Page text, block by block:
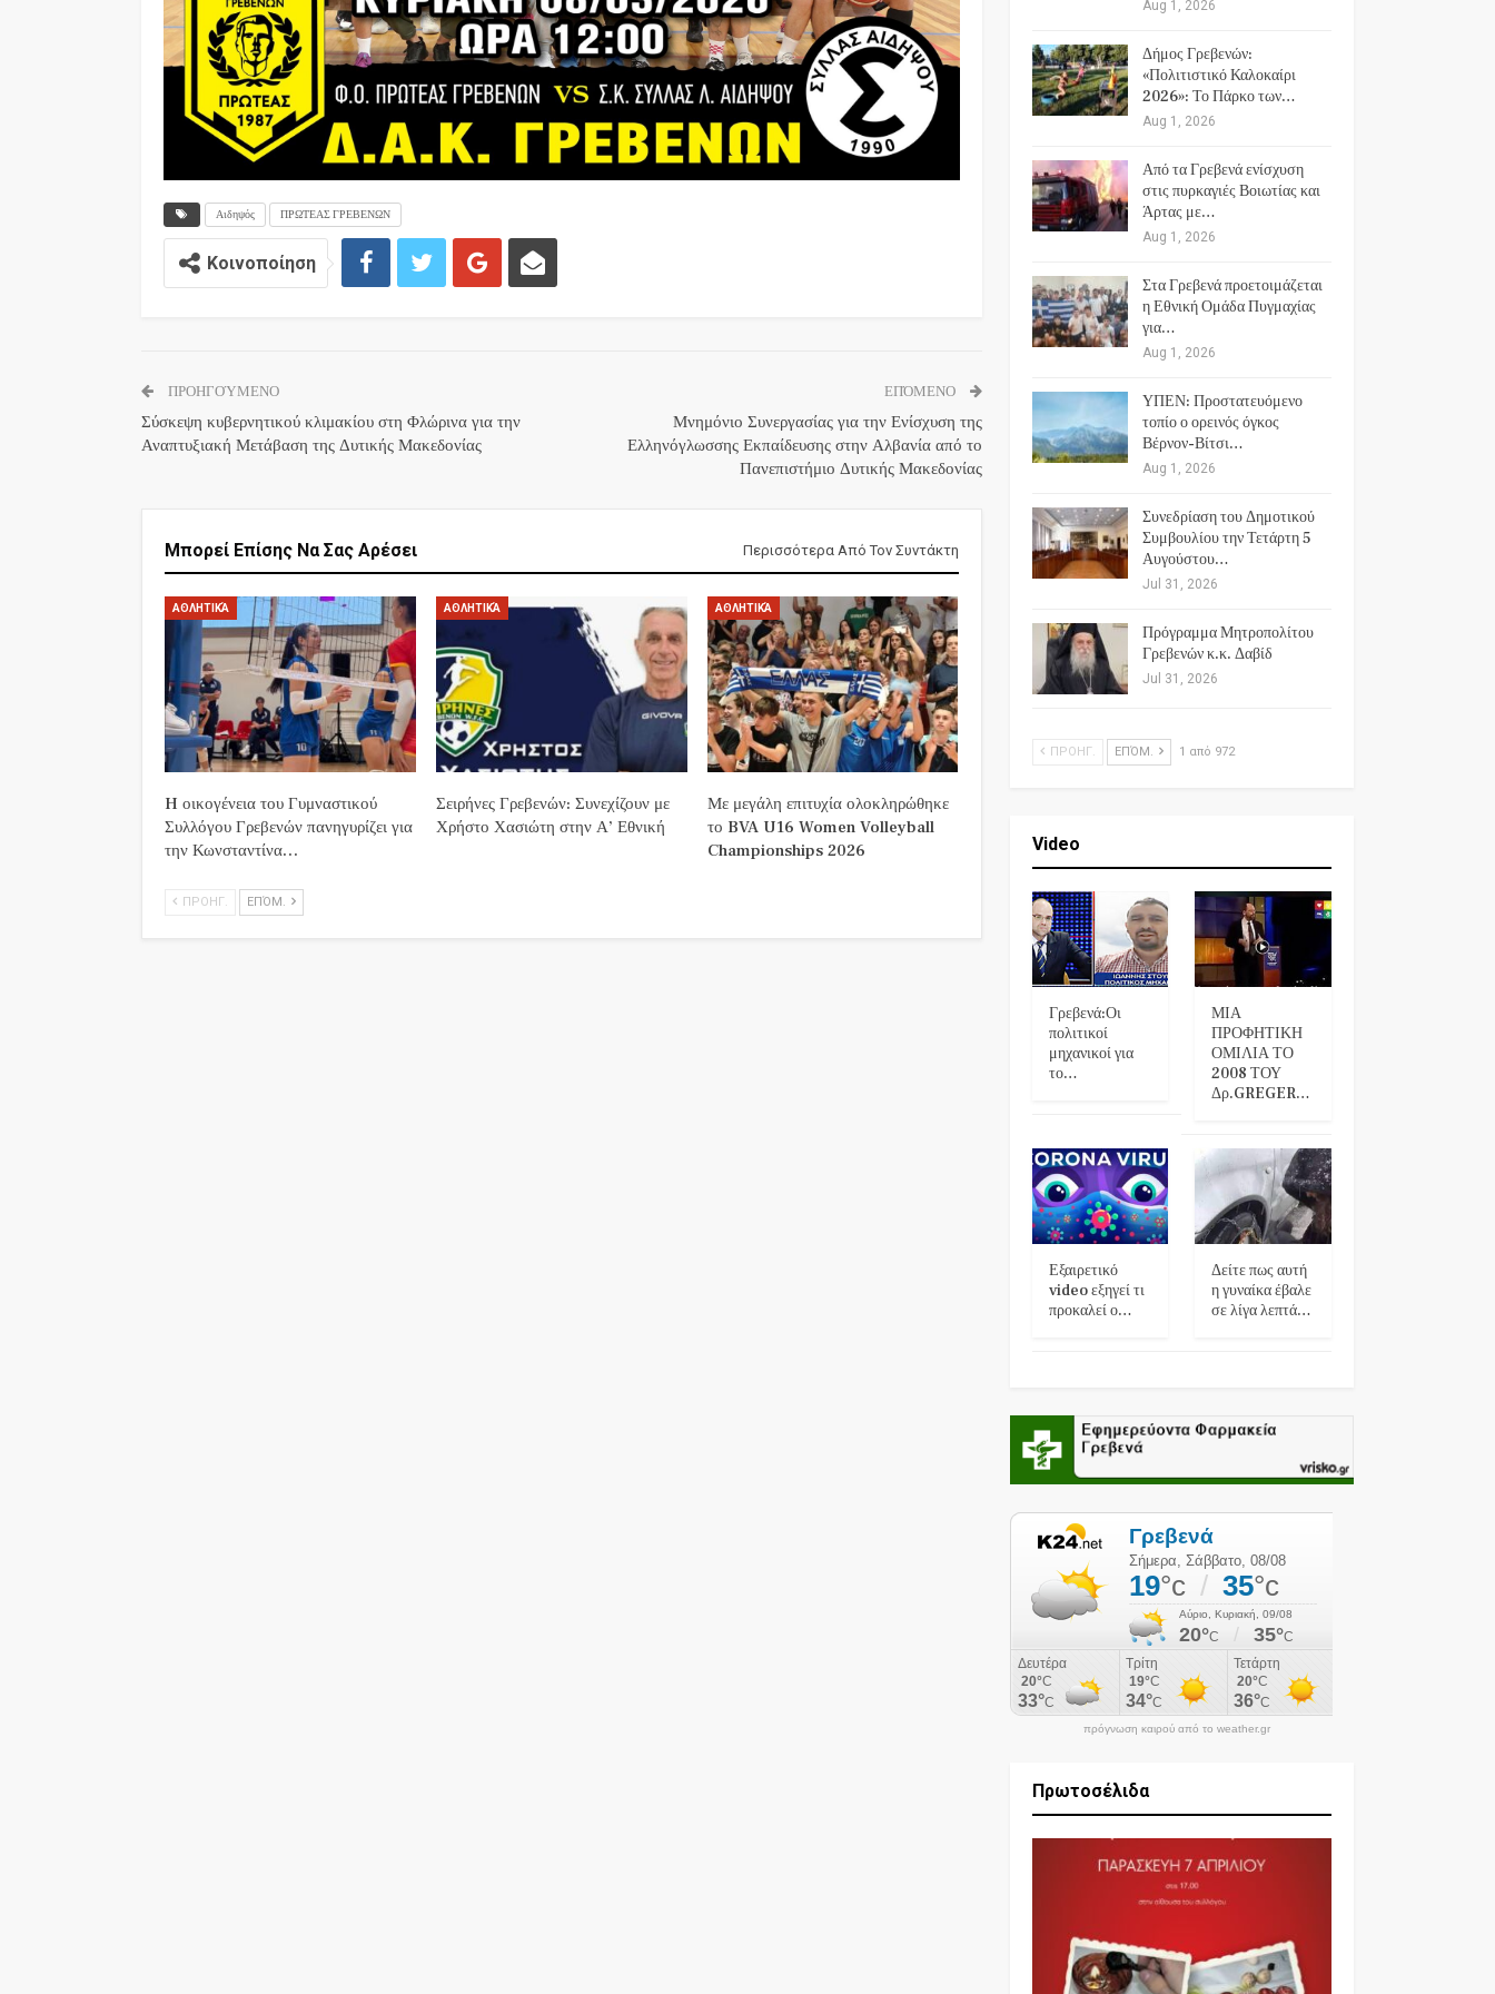
Αιδηψός ΠΡΩΤΕΑΣ ΓΡΕΒΕΝΩΝ
Κοινοποίηση
ΠΡΟΗΓΟΎΜΕΝΟ
Σύσκεψη κυβερνητικού κλιμακίου στη Φλώρινα για την
Αναπτυξιακή Μετάβαση της Δυτικής Μακεδονίας
ΕΠΌΜΕΝΟ
Μνημόνιο Συνεργασίας για την Ενίσχυση της
Ελληνόγλωσσης Εκπαίδευσης στην Αλβανία από το
Πανεπιστήμιο Δυτικής Μακεδονίας
Μπορεί Επίσης Να Σας Αρέσει Περισσότερα Από Τον Συντάκτη
ΑΘΛΗΤΙΚΆ
H οικογένεια του Γυμναστικού
Συλλόγου Γρεβενών πανηγυρίζει για
την Κωνσταντίνα…
ΑΘΛΗΤΙΚΆ
Σειρήνες Γρεβενών: Συνεχίζουν με
Χρήστο Χασιώτη στην Α’ Εθνική
ΑΘΛΗΤΙΚΆ
Με μεγάλη επιτυχία ολοκληρώθηκε
το BVA U16 Women Volleyball
Championships 2026
ΠΡΟΗΓ. ΕΠΌΜ.
Aug 1, 2026
Δήμος Γρεβενών:
«Πολιτιστικό Καλοκαίρι
2026»: Το Πάρκο των…
Aug 1, 2026
Από τα Γρεβενά ενίσχυση
στις πυρκαγιές Βοιωτίας και
Άρτας με…
Aug 1, 2026
Στα Γρεβενά προετοιμάζεται
η Εθνική Ομάδα Πυγμαχίας
για…
Aug 1, 2026
ΥΠΕΝ: Προστατευόμενο
τοπίο ο ορεινός όγκος
Βέρνον-Βίτσι…
Aug 1, 2026
Συνεδρίαση του Δημοτικού
Συμβουλίου την Τετάρτη 5
Αυγούστου…
Jul 31, 2026
Πρόγραμμα Μητροπολίτου
Γρεβενών κ.κ. Δαβίδ
Jul 31, 2026
ΠΡΟΗΓ. ΕΠΌΜ. 1 από 972
Video
Γρεβενά:Οι
πολιτικοί
μηχανικοί για
το…
ΜΙΑ
ΠΡΟΦΗΤΙΚΗ
ΟΜΙΛΙΑ ΤΟ
2008 ΤΟΥ
Δρ.GREGER…
Εξαιρετικό
video εξηγεί τι
προκαλεί ο…
Δείτε πως αυτή
η γυναίκα έβαλε
σε λίγα λεπτά…
πρόγνωση καιρού από το weather.gr
Πρωτοσέλιδα